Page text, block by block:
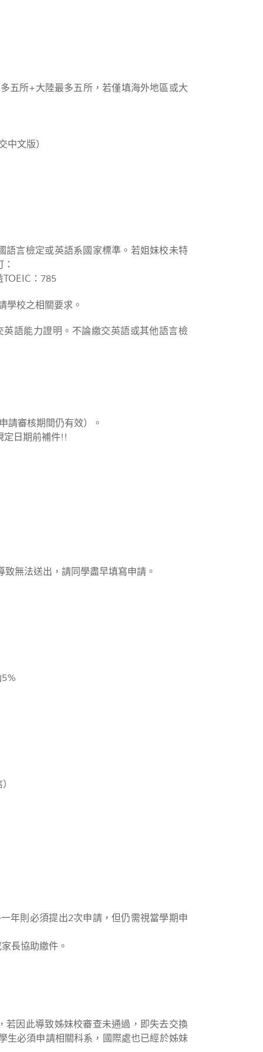
五所+大陸最多五所，若僅填海外地區或大
文版）
語言檢定或英語系國家標準。若姐妹校未特
：785
學校之相關要求。
語能力證明。不論繳交英語或其他語言檢
請審核期間仍有效）。
定日期前補件!!
無法送出，請同學盡早填寫申請。
年則必須提出2次申請，但仍需視當學期申
長協助繳件。
若因此導致姊妹校審查未通過，即失去交換
生必須申請相關科系，國際處也已經於姊妹